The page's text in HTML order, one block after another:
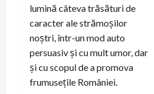
lumină câteva trăsături de
caracter ale strămoșilor
noștri, într-un mod auto
persuasiv și cu mult umor, dar
și cu scopul de a promova
frumuseţile României.